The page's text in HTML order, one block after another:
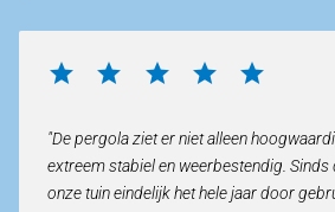
"De pergola ziet er niet alleen
extreem stabiel en weerbestendig. Sinds
onze tuin eindelijk het hele jaar door